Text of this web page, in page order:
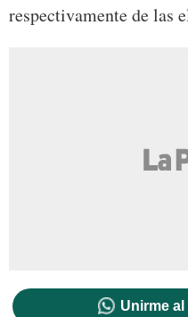
respectivamente de las
Unirme